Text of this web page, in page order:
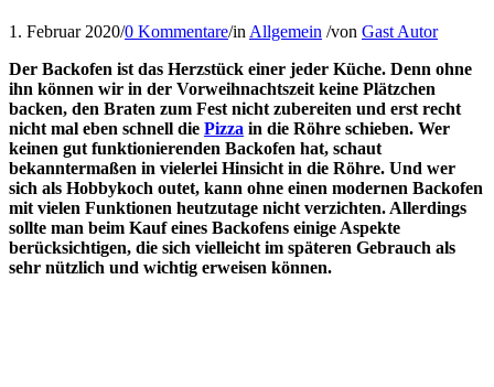
1. Februar 2020/0 Kommentare/in Allgemein /von Gast Autor
Der Backofen ist das Herzstück einer jeder Küche. Denn ohne
ihn können wir in der Vorweihnachtszeit keine Plätzchen
backen, den Braten zum Fest nicht zubereiten und erst recht
nicht mal eben schnell die Pizza in die Röhre schieben. Wer
keinen gut funktionierenden Backofen hat, schaut
bekanntermaßen in vielerlei Hinsicht in die Röhre. Und wer
sich als Hobbykoch outet, kann ohne einen modernen Backofen
mit vielen Funktionen heutzutage nicht verzichten. Allerdings
sollte man beim Kauf eines Backofens einige Aspekte
berücksichtigen, die sich vielleicht im späteren Gebrauch als
sehr nützlich und wichtig erweisen können.